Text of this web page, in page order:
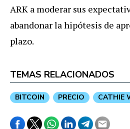
ARK a moderar sus
abandonar la hipótesis de
plazo.
TEMAS RELACIONADOS
BITCOIN PRECIO CATHIE